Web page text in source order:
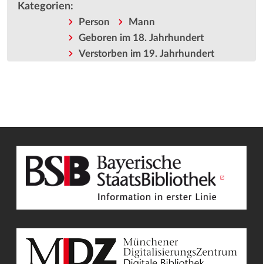
Kategorien:
Person
Mann
Geboren im 18. Jahrhundert
Verstorben im 19. Jahrhundert